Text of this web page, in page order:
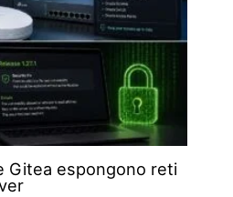
Gitea espongono reti